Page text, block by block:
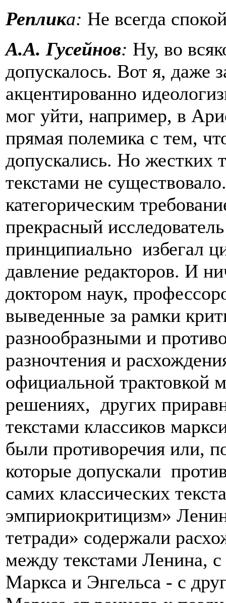
Реплика: Не всегда
А.А. Гусейнов: Ну, во
допускалось. Вот я, даже
акцентированно
мог уйти, например, в
прямая полемика с тем,
допускались. Но жестких
текстами не
категорическим
прекрасный
принципиально избегал
давление редакторов. И
доктором наук,
выведенные за рамки
разнообразными и
разночтения и
официальной трактовкой
решениях, других
текстами классиков
были противоречия или,
которые допускали
самих классических
эмпириокритицизм»
тетради» содержали
между текстами Ленина,
Маркса и Энгельса - с